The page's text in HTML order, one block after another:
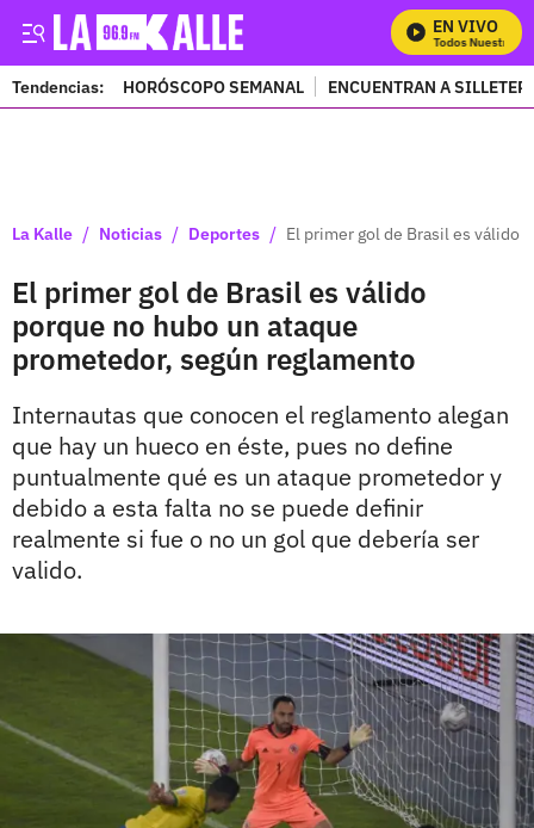
EN VIVO
Mira Todos Nuestros
Tendencias: HORÓSCOPO SEMANAL ENCUENTRAN A
La Kalle / Noticias / Deportes / El primer gol de Brasil es válido
El primer gol de Brasil es válido
porque no hubo un ataque
prometedor, según reglamento
Internautas que conocen el reglamento alegan
que hay un hueco en éste, pues no define
puntualmente qué es un ataque prometedor y
debido a esta falta no se puede definir
realmente si fue o no un gol que debería ser
valido.